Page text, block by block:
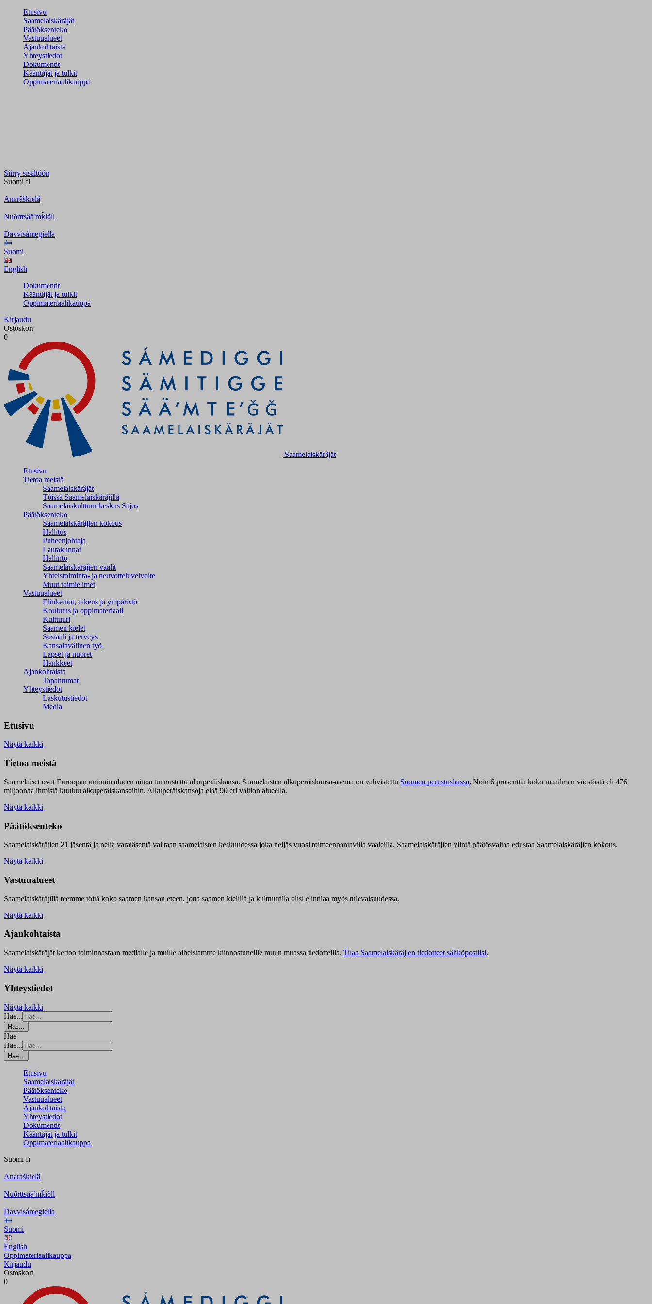
Etusivu
Saamelaiskäräjät
Päätöksenteko
Vastuualueet
Ajankohtaista
Yhteystiedot
Dokumentit
Kääntäjät ja tulkit
Oppimateriaalikauppa
Siirry sisältöön
Suomi fi
Anarâškielâ
Nuõrttsääʹmǩiõll
Davvisámegiella
Suomi
English
Dokumentit
Kääntäjät ja tulkit
Oppimateriaalikauppa
Kirjaudu
Ostoskori
0
Saamelaiskäräjät
Etusivu
Tietoa meistä
Saamelaiskäräjät
Töissä Saamelaiskäräjillä
Saamelaiskulttuuri­keskus Sajos
Päätöksenteko
Saamelaiskäräjien kokous
Hallitus
Puheenjohtaja
Lautakunnat
Hallinto
Saamelaiskäräjien vaalit
Yhteistoiminta- ja neuvotteluvelvoite
Muut toimielimet
Vastuualueet
Elinkeinot, oikeus ja ympäristö
Koulutus ja oppimateriaali
Kulttuuri
Saamen kielet
Sosiaali ja terveys
Kansainvälinen työ
Lapset ja nuoret
Hankkeet
Ajankohtaista
Tapahtumat
Yhteystiedot
Laskutustiedot
Media
Etusivu
Näytä kaikki
Tietoa meistä
Saamelaiset ovat Euroopan unionin alueen ainoa tunnustettu alkuperäiskansa. Saamelaisten alkuperäiskansa-asema on vahvistettu Suomen perustuslaissa. Noin 6 prosenttia koko maailman väestöstä eli 476
miljoonaa ihmistä kuuluu alkuperäiskansoihin. Alkuperäiskansoja elää 90 eri valtion alueella.
Näytä kaikki
Päätöksenteko
Saamelaiskäräjien 21 jäsentä ja neljä varajäsentä valitaan saamelaisten keskuudessa joka neljäs vuosi toimeenpantavilla vaaleilla. Saamelaiskäräjien ylintä päätösvaltaa edustaa Saamelaiskäräjien kokous.
Näytä kaikki
Vastuualueet
Saamelaiskäräjillä teemme töitä koko saamen kansan eteen, jotta saamen kielillä ja kulttuurilla olisi elintilaa myös tulevaisuudessa.
Näytä kaikki
Ajankohtaista
Saamelaiskäräjät kertoo toiminnastaan medialle ja muille aiheistamme kiinnostuneille muun muassa tiedotteilla. Tilaa Saamelaiskäräjien tiedotteet sähköpostiisi.
Näytä kaikki
Yhteystiedot
Näytä kaikki
Hae...
Hae...
Hae
Hae...
Hae...
Etusivu
Saamelaiskäräjät
Päätöksenteko
Vastuualueet
Ajankohtaista
Yhteystiedot
Dokumentit
Kääntäjät ja tulkit
Oppimateriaalikauppa
Suomi fi
Anarâškielâ
Nuõrttsääʹmǩiõll
Davvisámegiella
Suomi
English
Oppimateriaalikauppa
Kirjaudu
Ostoskori
0